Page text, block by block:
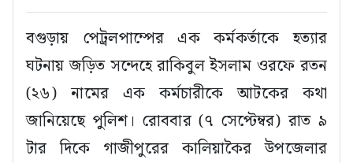
বগুড়ায় পেট্রলপাম্পের এক কর্মকর্তাকে হত্যার
ঘটনায় জড়িত সন্দেহে রাকিবুল ইসলাম ওরফে রতন
(২৬) নামের এক কর্মচারীকে আটকের কথা
জানিয়েছে পুলিশ। রোববার (৭ সেপ্টেম্বর) রাত ৯
টার দিকে গাজীপুরের কালিয়াকৈর উপজেলার